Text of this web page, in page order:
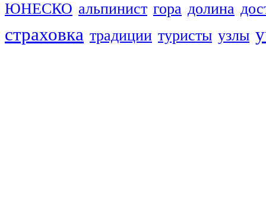
ЮНЕСКО альпинист гора долина
страховка традиции туристы узлы